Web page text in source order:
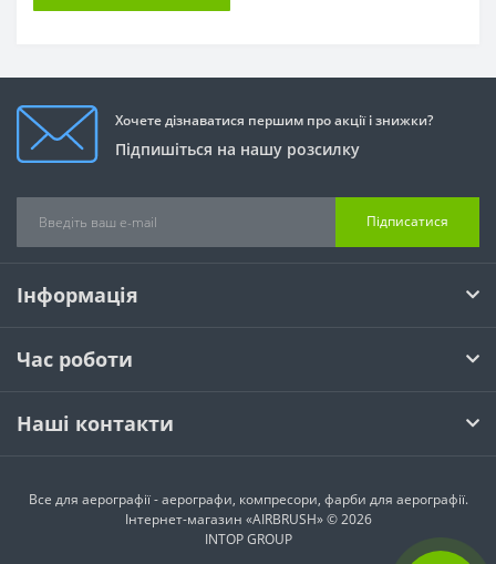
Хочете дізнаватися першим про акції і знижки?
Підпишіться на нашу розсилку
Підписатися
Інформація
Час роботи
Наші контакти
Все для аерографії - аерографи, компресори, фарби для аерографії.
Інтернет-магазин «AIRBRUSH» © 2026
INTOP GROUP